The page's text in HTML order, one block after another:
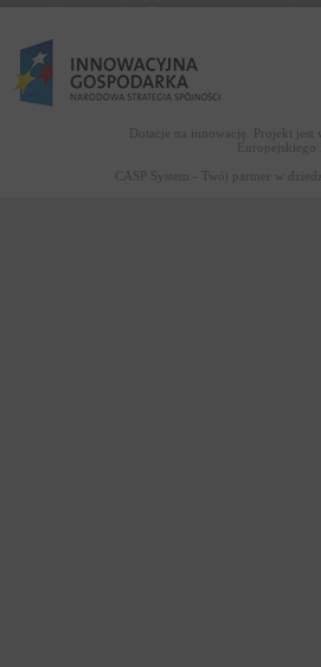
Dotacje na innowację. Projekt
CASP System - Twój partner w